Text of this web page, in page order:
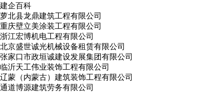
建企百科
萝北县龙鼎建筑工程有限公司
重庆壁立美涂装工程有限公司
浙江宏博机电工程有限公司
北京盛世诚光机械设备租赁有限公司
张家口市政垣诚建设发展集团有限公司
临沂天工伟业装饰工程有限公司
辽蒙（内蒙古）建筑装饰工程有限公司
通道博源建筑劳务有限公司